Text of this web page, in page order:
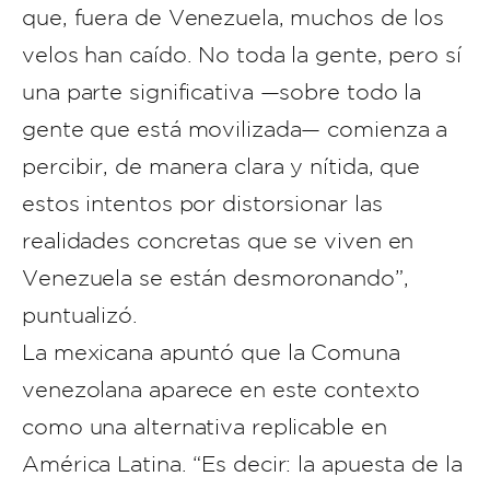
que, fuera de Venezuela, muchos de los
velos han caído. No toda la gente, pero sí
una parte significativa —sobre todo la
gente que está movilizada— comienza a
percibir, de manera clara y nítida, que
estos intentos por distorsionar las
realidades concretas que se viven en
Venezuela se están desmoronando”,
puntualizó.
La mexicana apuntó que la Comuna
venezolana aparece en este contexto
como una alternativa replicable en
América Latina. “Es decir: la apuesta de la